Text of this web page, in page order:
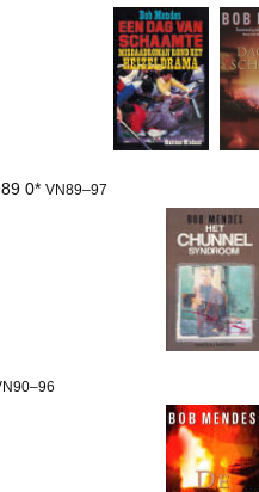
0* VN89–97